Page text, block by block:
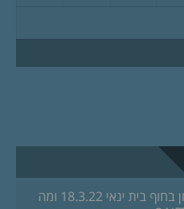
ארוע ניקיון בחוף בית ינאי 18.3.22 ומה